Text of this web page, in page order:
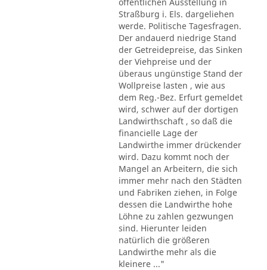
Straßburg i. Els. dargeliehen
werde. Politische Tagesfragen.
Der andauerd niedrige Stand
der Getreidepreise, das Sinken
der Viehpreise und der
überaus ungünstige Stand der
Wollpreise lasten , wie aus
dem Reg.-Bez. Erfurt gemeldet
wird, schwer auf der dortigen
Landwirthschaft , so daß die
financielle Lage der
Landwirthe immer drückender
wird. Dazu kommt noch der
Mangel an Arbeitern, die sich
immer mehr nach den Städten
und Fabriken ziehen, in Folge
dessen die Landwirthe hohe
Löhne zu zahlen gezwungen
sind. Hierunter leiden
natürlich die größeren
Landwirthe mehr als die
kleinere ..."